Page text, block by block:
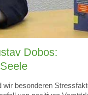
Dobos:
wir besonderen